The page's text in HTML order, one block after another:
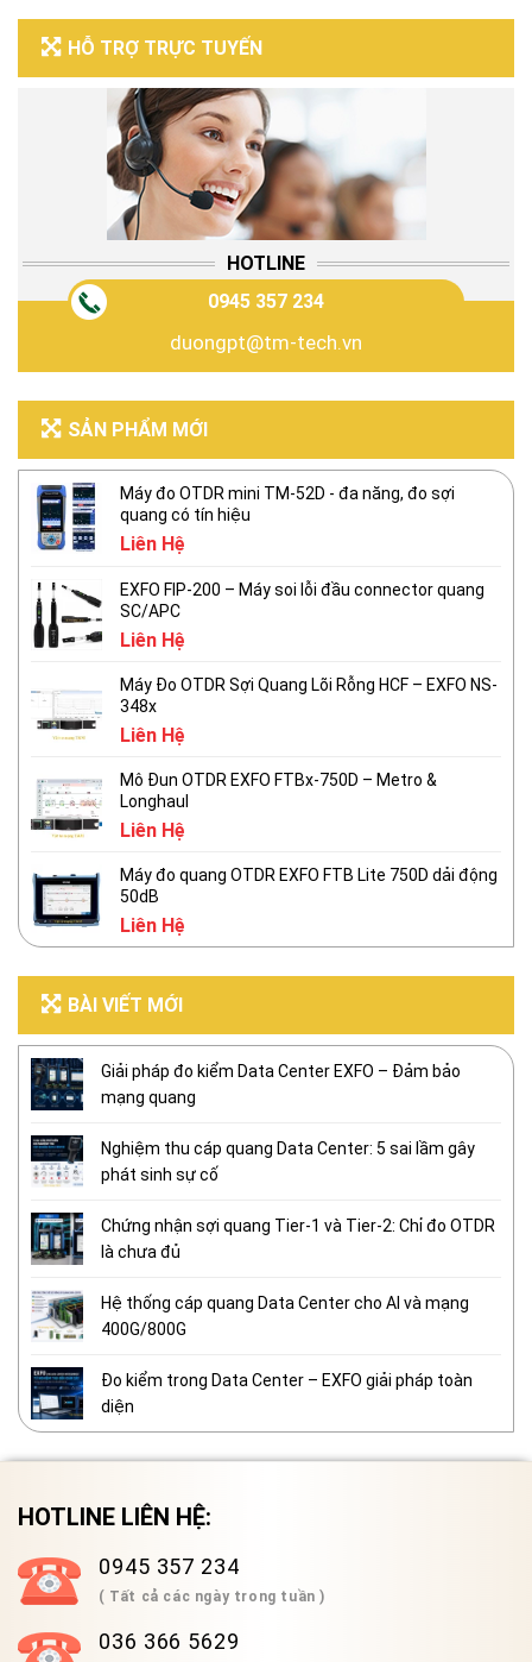
HỖ TRỢ TRỰC TUYẾN
HOTLINE
0945 357 234
duongpt@tm-tech.vn
SẢN PHẨM MỚI
Máy đo OTDR mini TM-52D - đa năng, đo sợi
quang có tín hiệu
Liên Hệ
EXFO FIP-200 – Máy soi lỗi đầu connector quang
SC/APC
Liên Hệ
Máy Đo OTDR Sợi Quang Lõi Rỗng HCF – EXFO NS-
348x
Liên Hệ
Mô Đun OTDR EXFO FTBx-750D – Metro &
Longhaul
Liên Hệ
Máy đo quang OTDR EXFO FTB Lite 750D dải động
50dB
Liên Hệ
BÀI VIẾT MỚI
Giải pháp đo kiểm Data Center EXFO – Đảm bảo
mạng quang
Nghiệm thu cáp quang Data Center: 5 sai lầm gây
phát sinh sự cố
Chứng nhận sợi quang Tier-1 và Tier-2: Chỉ đo OTDR
là chưa đủ
Hệ thống cáp quang Data Center cho AI và mạng
400G/800G
Đo kiểm trong Data Center – EXFO giải pháp toàn
diện
HOTLINE LIÊN HỆ:
0945 357 234
( Tất cả các ngày trong tuần )
036 366 5629